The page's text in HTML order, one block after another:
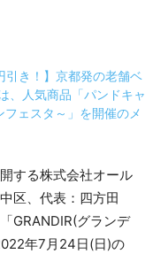
する株式会社オール
区、代表：四方田
GRANDIR(グランデ
年7月24日(日)の